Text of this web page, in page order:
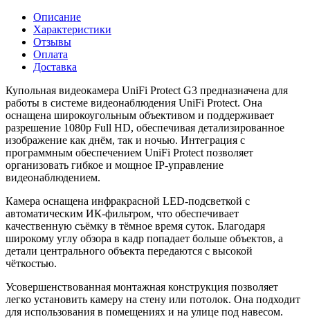
Описание
Характеристики
Отзывы
Оплата
Доставка
Купольная видеокамера UniFi Protect G3 предназначена для
работы в системе видеонаблюдения UniFi Protect. Она
оснащена широкоугольным объективом и поддерживает
разрешение 1080p Full HD, обеспечивая детализированное
изображение как днём, так и ночью. Интеграция с
программным обеспечением UniFi Protect позволяет
организовать гибкое и мощное IP-управление
видеонаблюдением.
Камера оснащена инфракрасной LED-подсветкой с
автоматическим ИК-фильтром, что обеспечивает
качественную съёмку в тёмное время суток. Благодаря
широкому углу обзора в кадр попадает больше объектов, а
детали центрального объекта передаются с высокой
чёткостью.
Усовершенствованная монтажная конструкция позволяет
легко установить камеру на стену или потолок. Она подходит
для использования в помещениях и на улице под навесом.